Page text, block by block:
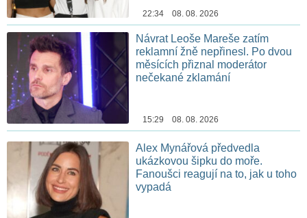
22:34 08. 08. 2026
Návrat Leoše Mareše zatím
reklamní žně nepřinesl. Po dvou
měsících přiznal moderátor
nečekané zklamání
15:29 08. 08. 2026
Alex Mynářová předvedla
ukázkovou šipku do moře.
Fanoušci reagují na to, jak u toho
vypadá